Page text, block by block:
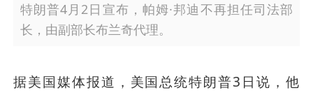
特朗普4月2日宣布，帕姆·邦迪不再担任司法部
长，由副部长布兰奇代理。
据美国媒体报道，美国总统特朗普3日说，他